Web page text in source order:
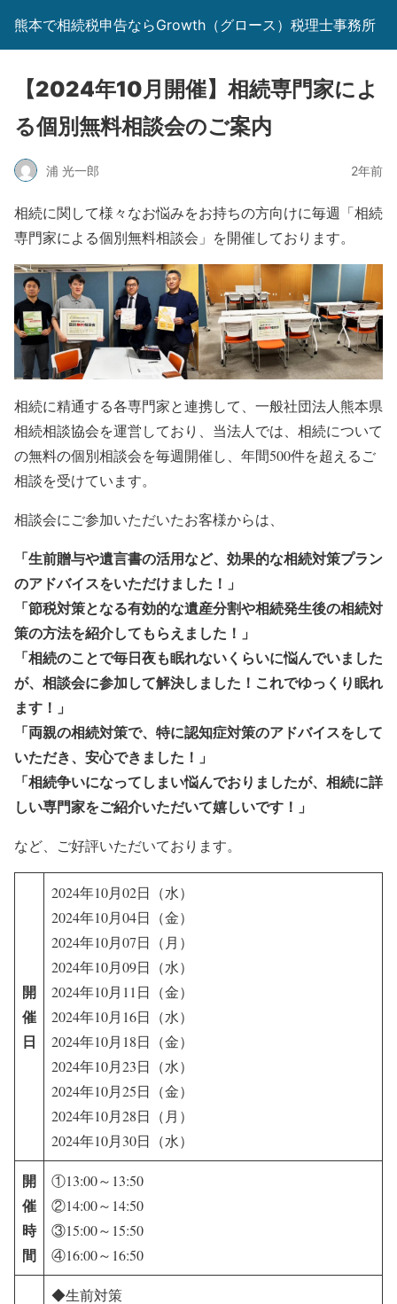
熊本で相続税申告ならGrowth（グロース）税理士事務所
【2024年10月開催】相続専門家によ
る個別無料相談会のご案内
浦 光一郎 2年前
相続に関して様々なお悩みをお持ちの方向けに毎週「相続
専門家による個別無料相談会」を開催しております。
相続に精通する各専門家と連携して、一般社団法人熊本県
相続相談協会を運営しており、当法人では、相続について
の無料の個別相談会を毎週開催し、年間500件を超えるご
相談を受けています。
相談会にご参加いただいたお客様からは、
「生前贈与や遺言書の活用など、効果的な相続対策プラン
のアドバイスをいただけました！」
「節税対策となる有効的な遺産分割や相続発生後の相続対
策の方法を紹介してもらえました！」
「相続のことで毎日夜も眠れないくらいに悩んでいました
が、相談会に参加して解決しました！これでゆっくり眠れ
ます！」
「両親の相続対策で、特に認知症対策のアドバイスをして
いただき、安心できました！」
「相続争いになってしまい悩んでおりましたが、相続に詳
しい専門家をご紹介いただいて嬉しいです！」
など、ご好評いただいております。
開
催
日
2024年10月02日（水）
2024年10月04日（金）
2024年10月07日（月）
2024年10月09日（水）
2024年10月11日（金）
2024年10月16日（水）
2024年10月18日（金）
2024年10月23日（水）
2024年10月25日（金）
2024年10月28日（月）
2024年10月30日（水）
開
催
時
間
①13:00～13:50
②14:00～14:50
③15:00～15:50
④16:00～16:50
◆生前対策